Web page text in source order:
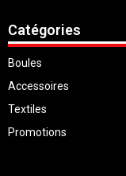
Catégories
Boules
Accessoires
Textiles
Promotions